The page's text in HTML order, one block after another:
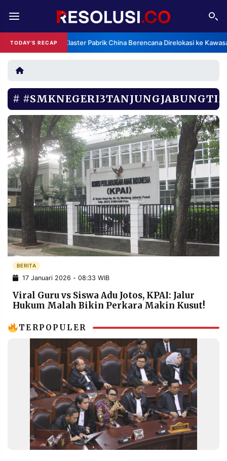
TODAY'S RECAP Klaster Pabrik China Berencana Direlokasi ke
REDAKSI TENTANG
RESOLUSI IKLAN
RUBRIKASI
EDITORIAL AKSARA
FINANSIA PERSONA
DAERAH NASIONAL
MANCA SPORT
INFORMASI
PRIVACY
POLICY
BERITA
WARGA
INFORMASI
IKLAN
KIRIM
PENGADUAN TERM
OF
SERVICE
IKUTI
RESOLUSI
BERITA
17 Januari 2026 - 08:33 WIB
Viral Guru vs Siswa Adu Jotos, KPAI: Jalur
Hukum Malah Bikin Perkara Makin Kusut!
TERPOPULER